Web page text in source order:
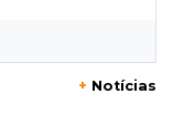
+ Notícias